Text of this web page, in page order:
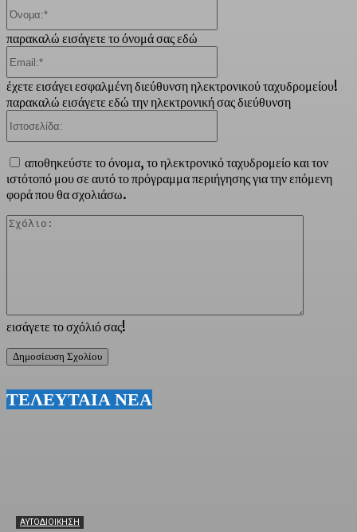
εισάγετε το σχόλιό σας!
παρακαλώ εισάγετε το όνομά σας εδώ
έχετε εισάγει εσφαλμένη διεύθυνση ηλεκτρονικού ταχυδρομείου!
παρακαλώ εισάγετε εδώ την ηλεκτρονική σας διεύθυνση
αποθηκεύστε το όνομα, το ηλεκτρονικό ταχυδρομείο και τον
ιστότοπό μου σε αυτό το πρόγραμμα περιήγησης για την επόμενη
φορά που θα σχολιάσω.
ΤΕΛΕΥΤΑΙΑ ΝΕΑ
ΑΥΤΟΔΙΟΙΚΗΣΗ